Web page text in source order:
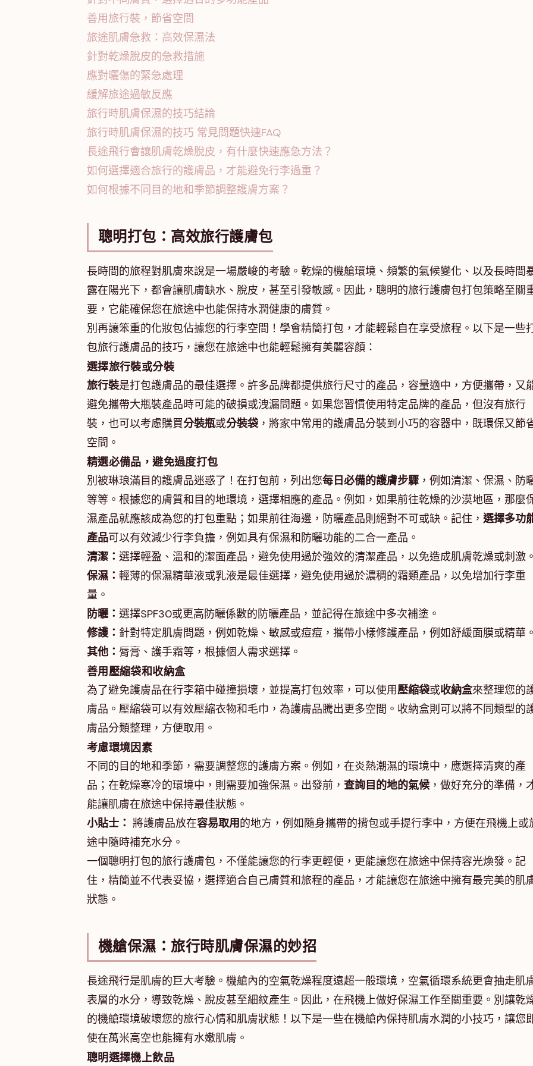
善用旅行裝，節省空間
旅途肌膚急救：高效保濕法
針對乾燥脫皮的急救措施
應對曬傷的緊急處理
緩解旅途過敏反應
旅行時肌膚保濕的技巧結論
旅行時肌膚保濕的技巧 常見問題快速FAQ
長途飛行會讓肌膚乾燥脫皮，有什麼快速應急方法？
如何選擇適合旅行的護膚品，才能避免行李過重？
如何根據不同目的地和季節調整護膚方案？
聰明打包：高效旅行護膚包
長時間的旅程對肌膚來說是一場嚴峻的考驗。乾燥的機艙環境、頻繁的氣候變化、以及長時間
露在陽光下，都會讓肌膚缺水、脫皮，甚至引發敏感。因此，聰明的旅行護膚包打包策略至關
要，它能確保您在旅途中也能保持水潤健康的膚質。
別再讓笨重的化妝包佔據您的行李空間！學會精簡打包，才能輕鬆自在享受旅程。以下是一些
包旅行護膚品的技巧，讓您在旅途中也能輕鬆擁有美麗容顏：
選擇旅行裝或分裝
旅行裝是打包護膚品的最佳選擇。許多品牌都提供旅行尺寸的產品，容量適中，方便攜帶，又
避免攜帶大瓶裝產品時可能的破損或洩漏問題。如果您習慣使用特定品牌的產品，但沒有旅行
裝，也可以考慮購買分裝瓶或分裝袋，將家中常用的護膚品分裝到小巧的容器中，既環保又節
空間。
精選必備品，避免過度打包
別被琳琅滿目的護膚品迷惑了！在打包前，列出您每日必備的護膚步驟 ，例如清潔、保濕、防
等等。根據您的膚質和目的地環境，選擇相應的產品。例如，如果前往乾燥的沙漠地區，那麼
濕產品就應該成為您的打包重點；如果前往海邊，防曬產品則絕對不可或缺。記住， 選擇多功
產品可以有效減少行李負擔，例如具有保濕和防曬功能的二合一產品。
清潔： 選擇輕盈、溫和的潔面產品，避免使用過於強效的清潔產品，以免造成肌膚乾燥或刺激。
保濕： 輕薄的保濕精華液或乳液是最佳選擇，避免使用過於濃稠的霜類產品，以免增加行李重
量。
防曬： 選擇SPF30或更高防曬係數的防曬產品，並記得在旅途中多次補塗。
修護： 針對特定肌膚問題，例如乾燥、敏感或痘痘，攜帶小樣修護產品，例如舒緩面膜或精華。
其他： 脣膏、護手霜等，根據個人需求選擇。
善用壓縮袋和收納盒
為了避免護膚品在行李箱中碰撞損壞，並提高打包效率，可以使用壓縮袋或收納盒來整理您的
膚品。壓縮袋可以有效壓縮衣物和毛巾，為護膚品騰出更多空間。收納盒則可以將不同類型的
膚品分類整理，方便取用。
考慮環境因素
不同的目的地和季節，需要調整您的護膚方案。例如，在炎熱潮濕的環境中，應選擇清爽的產
品；在乾燥寒冷的環境中，則需要加強保濕。出發前， 查詢目的地的氣候，做好充分的準備，
能讓肌膚在旅途中保持最佳狀態。
小貼士： 將護膚品放在容易取用的地方，例如隨身攜帶的揹包或手提行李中，方便在飛機上或
途中隨時補充水分。
一個聰明打包的旅行護膚包，不僅能讓您的行李更輕便，更能讓您在旅途中保持容光煥發。記
住，精簡並不代表妥協，選擇適合自己膚質和旅程的產品，才能讓您在旅途中擁有最完美的肌
狀態。
機艙保濕：旅行時肌膚保濕的妙招
長途飛行是肌膚的巨大考驗。機艙內的空氣乾燥程度遠超一般環境，空氣循環系統更會抽走肌
表層的水分，導致乾燥、脫皮甚至細紋產生。因此，在飛機上做好保濕工作至關重要。別讓乾
的機艙環境破壞您的旅行心情和肌膚狀態！以下是一些在機艙內保持肌膚水潤的小技巧，讓您
使在萬米高空也能擁有水嫩肌膚。
聰明選擇機上飲品